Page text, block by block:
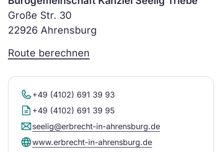
Große Str. 30
22926 Ahrensburg
Route berechnen
+49 (4102) 691 39 93
+49 (4102) 691 39 95
seelig@erbrecht-in-ahrensburg.de
www.erbrecht-in-ahrensburg.de